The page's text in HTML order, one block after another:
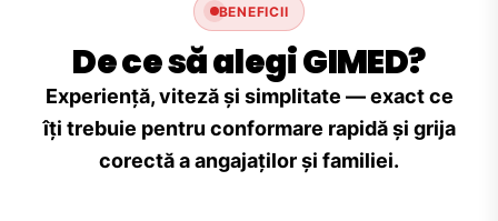
BENEFICII
De ce să alegi GIMED?
Experiență, viteză și simplitate — exact ce
îți trebuie pentru conformare rapidă și grija
corectă a angajaților și familiei.